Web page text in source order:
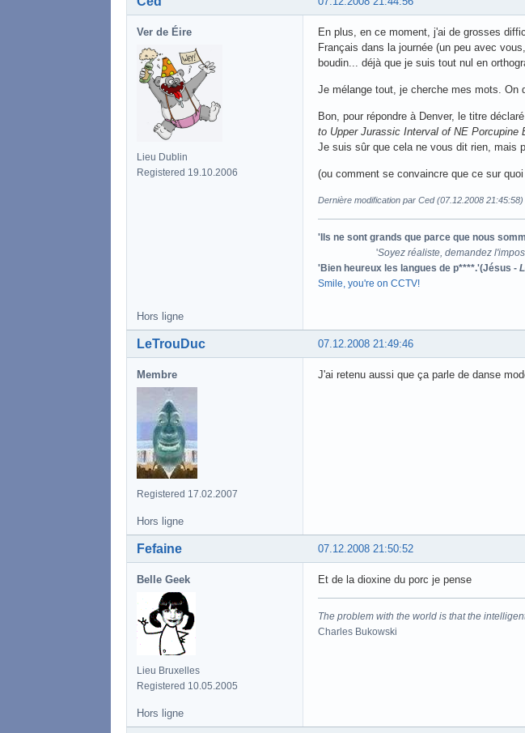
Ver de Éire
Lieu Dublin
Registered 19.10.2006
En plus, en ce moment, j'ai de grosses
Français dans la journée (un peu avec
boudin... déjà que je suis tout nul en
Je mélange tout, je cherche mes mots. On
Bon, pour répondre à Denver, le titre
to Upper Jurassic Interval of NE Porcupine
Je suis sûr que cela ne vous dit rien, mais
(ou comment se convaincre que ce sur
Dernière modification par Ced (07.12.2008 21:45:58)
'Ils ne sont grands que parce que nous
'Soyez réaliste, demandez
'Bien heureux les langues de p****.'(Jésus -
Smile, you're on CCTV!
Hors ligne
07.12.2008 21:49:46
LeTrouDuc
Membre
Registered 17.02.2007
J'ai retenu aussi que ça parle de danse
Hors ligne
07.12.2008 21:50:52
Fefaine
Belle Geek
Lieu Bruxelles
Registered 10.05.2005
Et de la dioxine du porc je pense
The problem with the world is that the
Charles Bukowski
Hors ligne